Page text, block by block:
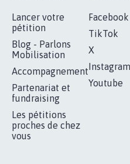
Lancer votre
pétition
Blog - Parlons
Mobilisation
Accompagnement
Partenariat et
fundraising
Les pétitions
proches de chez
vous
Facebook
TikTok
X
Instagram
Youtube